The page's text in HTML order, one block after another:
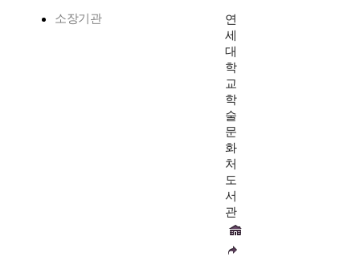
소장기관
연
세
대
학
교
학
술
문
화
처
도
서
관